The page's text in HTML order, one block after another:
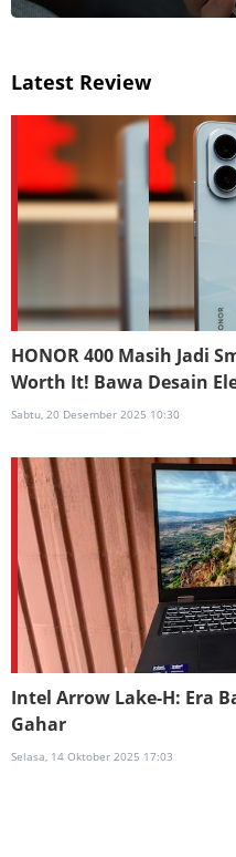
Latest Review
HONOR 400 Masih Jadi
Worth It! Bawa Desain
Sabtu, 20 Desember 2025 10:30
Intel Arrow Lake-H: Era
Gahar
Selasa, 14 Oktober 2025 17:03